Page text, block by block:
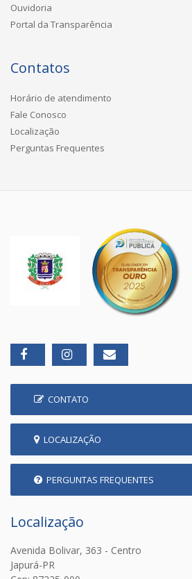
Ouvidoria
Portal da Transparência
Contatos
Horário de atendimento
Fale Conosco
Localização
Perguntas Frequentes
CONTATO
LOCALIZAÇÃO
PERGUNTAS FREQUENTES
Localização
Avenida Bolivar, 363 - Centro
Japurá-PR